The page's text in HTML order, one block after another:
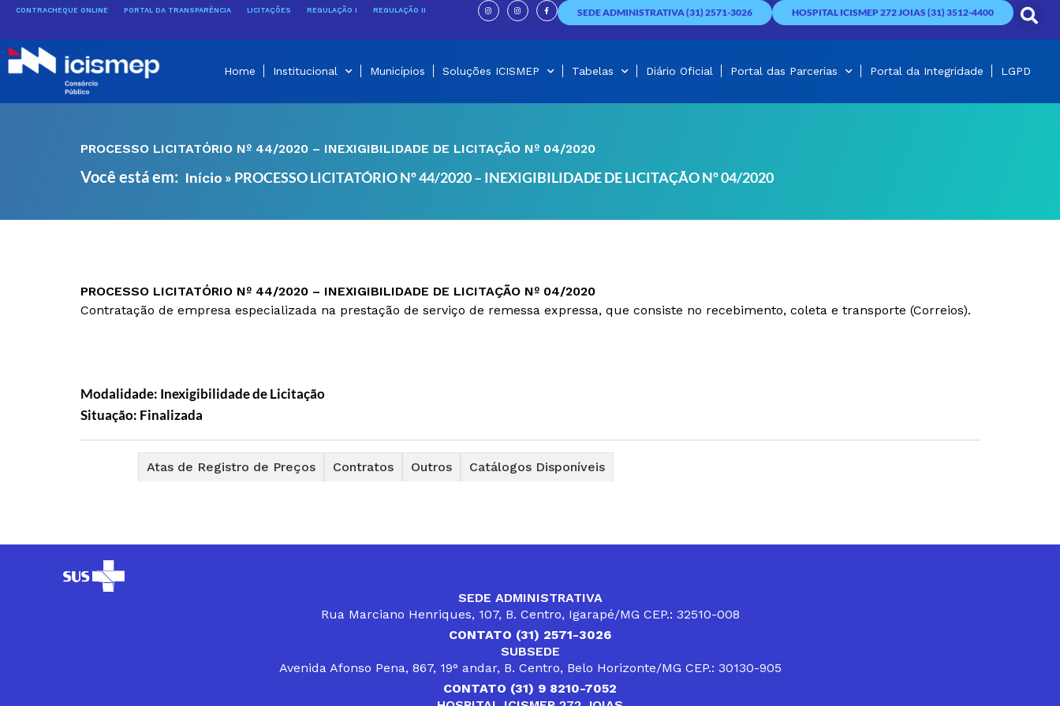
conteúdo
CONTRACHEQUE ONLINE PORTAL DA TRANSPARÊNCIA LICITAÇÕES REGULAÇÃO I REGULAÇÃO II
I
n
s
t
g
I
n
s
t
g
F
a
c
e
o
SEDE ADMINISTRATIVA (31) 2571-3026 HOSPITAL ICISMEP 272 JOIAS (31) 3512-4400
Home Institucional Municípios Soluções ICISMEP Tabelas Diário Oficial Portal das Parcerias Portal da Integridade LGPD
PROCESSO LICITATÓRIO Nº 44/2020 – INEXIGIBILIDADE DE LICITAÇÃO Nº 04/2020
Você está em: Início » PROCESSO LICITATÓRIO Nº 44/2020 – INEXIGIBILIDADE DE LICITAÇÃO Nº 04/2020
PROCESSO LICITATÓRIO Nº 44/2020 – INEXIGIBILIDADE DE LICITAÇÃO Nº 04/2020
Contratação de empresa especializada na prestação de serviço de remessa expressa, que consiste no recebimento, coleta e transporte (Correios).
Modalidade: Inexigibilidade de Licitação
Situação: Finalizada
Atas de Registro de Preços Contratos Outros Catálogos Disponíveis
SEDE ADMINISTRATIVA
Rua Marciano Henriques, 107, B. Centro, Igarapé/MG CEP.: 32510-008
CONTATO (31) 2571-3026
SUBSEDE
Avenida Afonso Pena, 867, 19° andar, B. Centro, Belo Horizonte/MG CEP.: 30130-905
CONTATO (31) 9 8210-7052